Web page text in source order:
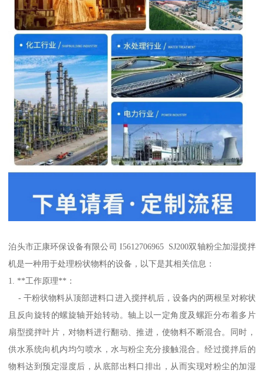
泊头市正康环保设备有限公司 I5612706965 SJ200双轴粉尘加湿搅拌
机是一种用于处理粉状物料的设备，以下是其相关信息：
1. **工作原理**：
- 干粉状物料从顶部进料口进入搅拌机后，设备内的两根呈对称状
且反向旋转的螺旋轴开始转动。轴上以一定角度及螺距分布着多片
扇型搅拌叶片，对物料进行翻动、推进，使物料不断混合。同时，
供水系统向机内均匀喷水，水与粉尘充分接触混合。经过搅拌后的
物料达到预定湿度后，从底部出料口排出，从而实现对粉尘的加湿